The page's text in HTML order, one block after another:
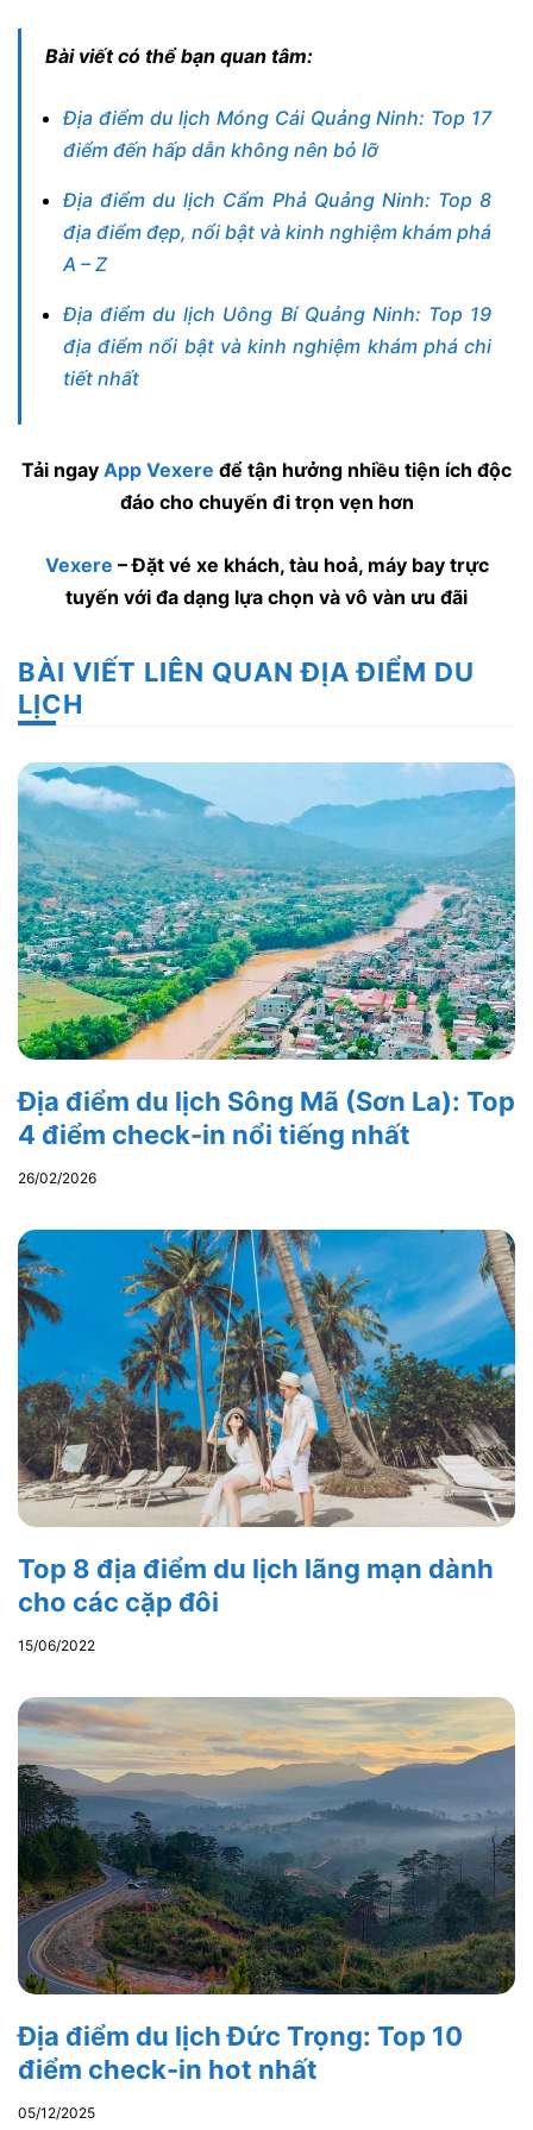
Bài viết có thể bạn quan tâm:
Địa điểm du lịch Móng Cái Quảng Ninh: Top 17
điểm đến hấp dẫn không nên bỏ lỡ
Địa điểm du lịch Cẩm Phả Quảng Ninh: Top 8
địa điểm đẹp, nổi bật và kinh nghiệm khám phá
A – Z
Địa điểm du lịch Uông Bí Quảng Ninh: Top 19
địa điểm nổi bật và kinh nghiệm khám phá chi
tiết nhất
Tải ngay App Vexere để tận hưởng nhiều tiện ích độc
đáo cho chuyến đi trọn vẹn hơn
Vexere – Đặt vé xe khách, tàu hoả, máy bay trực
tuyến với đa dạng lựa chọn và vô vàn ưu đãi
BÀI VIẾT LIÊN QUAN ĐỊA ĐIỂM DU
LỊCH
Địa điểm du lịch Sông Mã (Sơn La): Top
4 điểm check-in nổi tiếng nhất
26/02/2026
Top 8 địa điểm du lịch lãng mạn dành
cho các cặp đôi
15/06/2022
Địa điểm du lịch Đức Trọng: Top 10
điểm check-in hot nhất
05/12/2025